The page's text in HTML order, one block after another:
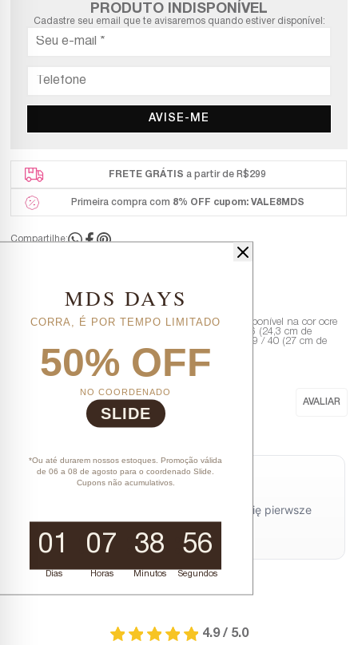
PRODUTO INDISPONÍVEL
Cadastre seu email que te avisaremos quando estiver disponível:
AVISE-ME
FRETE GRÁTIS a partir de R$299
Primeira compra com 8% OFF cupom: VALE8MDS
Compartilhe:
Especificações - Bota pantufa - Adulta feminina - Disponível na cor ocre
com interno creme Disponível nos tamanhos - 35 / 36 (24,3 cm de
comprimento) - 37 / 38 (25,5 cm de comprimento) - 39 / 40 (27 cm de
comprimento)
4.9 / 5.0
MDS DAYS
CORRA, É POR TEMPO LIMITADO
50% OFF
NO COORDENADO
SLIDE
*Ou até durarem nossos estoques. Promoção válida
de 06 a 08 de agosto para o coordenado Slide.
Cupons não acumulativos.
01
Dias
07
Horas
38
Minutos
56
Segundos